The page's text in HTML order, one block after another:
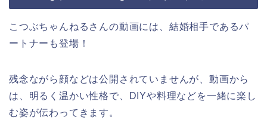
こつぶちゃんねるさんの動画には、結婚相手であるパ
ートナーも登場！
残念ながら顔などは公開されていませんが、動画から
は、明るく温かい性格で、DIYや料理などを一緒に楽し
む姿が伝わってきます。